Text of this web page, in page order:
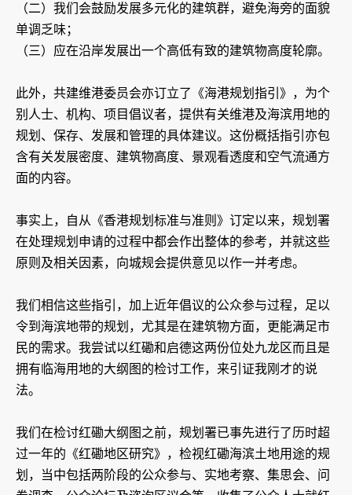
（二）我们会鼓励发展多元化的建筑群，避免海旁的面貌
单调乏味；
（三）应在沿岸发展出一个高低有致的建筑物高度轮廓。
此外，共建维港委员会亦订立了《海港规划指引》，为个
别人士、机构、项目倡议者，提供有关维港及海滨用地的
规划、保存、发展和管理的具体建议。这份概括指引亦包
含有关发展密度、建筑物高度、景观看透度和空气流通方
面的内容。
事实上，自从《香港规划标准与准则》订定以来，规划署
在处理规划申请的过程中都会作出整体的参考，并就这些
原则及相关因素，向城规会提供意见以作一并考虑。
我们相信这些指引，加上近年倡议的公众参与过程，足以
令到海滨地带的规划，尤其是在建筑物方面，更能满足市
民的需求。我尝试以红磡和启德这两份位处九龙区而且是
拥有临海用地的大纲图的检讨工作，来引证我刚才的说
法。
我们在检讨红磡大纲图之前，规划署已事先进行了历时超
过一年的《红磡地区研究》，检视红磡海滨土地用途的规
划，当中包括两阶段的公众参与、实地考察、集思会、问